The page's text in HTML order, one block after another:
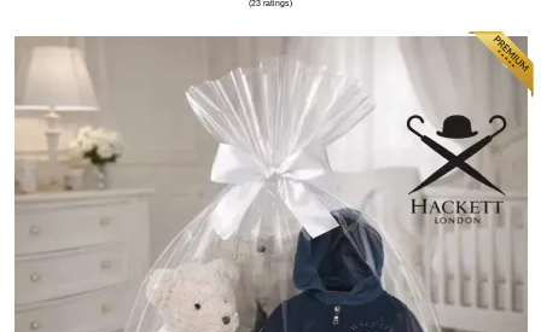
(44 ratings)